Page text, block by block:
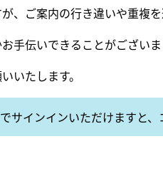
、ご案内の行き違いや重複
手伝いできることがござい
いたします。
サインインいただけますと